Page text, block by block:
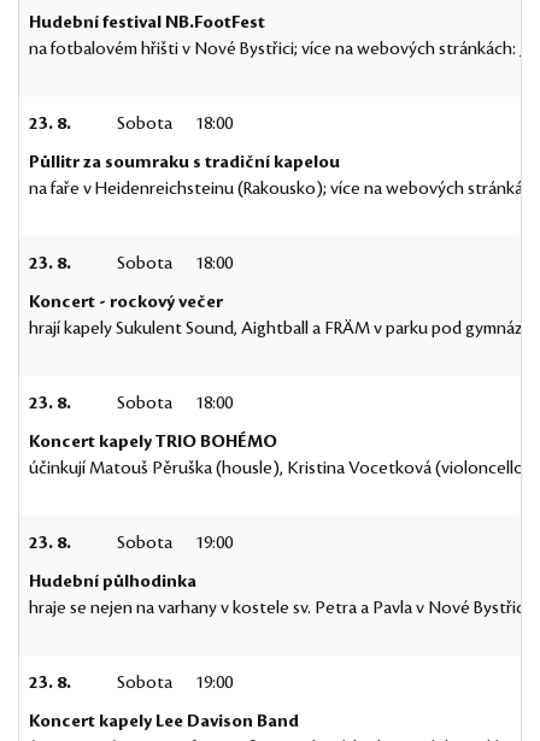
Hudební festival NB.FootFest
na fotbalovém hřišti v Nové Bystřici; více na webových stránkách:
23. 8. Sobota
18:00
Půllitr za soumraku s tradiční kapelou
na faře v Heidenreichsteinu (Rakousko); více na webových
23. 8. Sobota
18:00
Koncert - rockový večer
hrají kapely Sukulent Sound, Aightball a FRÄM v parku pod
23. 8. Sobota
18:00
Koncert kapely TRIO BOHÉMO
účinkují Matouš Pěruška (housle), Kristina Vocetková (violoncello)
23. 8. Sobota
19:00
Hudební půlhodinka
hraje se nejen na varhany v kostele sv. Petra a Pavla v Nové Bystřici
23. 8. Sobota
19:00
Koncert kapely Lee Davison Band